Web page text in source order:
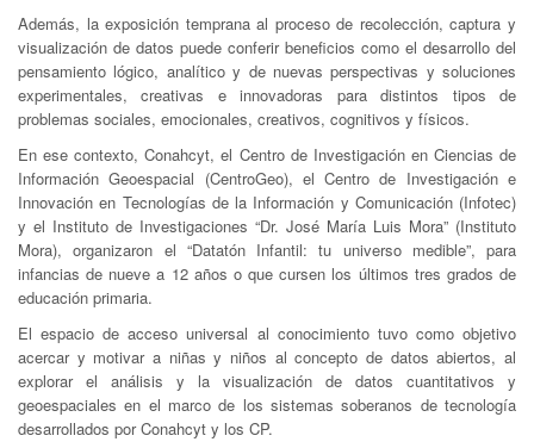
Además, la exposición temprana al proceso de recolección, captura y
visualización de datos puede conferir beneficios como el desarrollo del
pensamiento lógico, analítico y de nuevas perspectivas y soluciones
experimentales, creativas e innovadoras para distintos tipos de
problemas sociales, emocionales, creativos, cognitivos y físicos.
En ese contexto, Conahcyt, el Centro de Investigación en Ciencias de
Información Geoespacial (CentroGeo), el Centro de Investigación e
Innovación en Tecnologías de la Información y Comunicación (Infotec)
y el Instituto de Investigaciones “Dr. José María Luis Mora” (Instituto
Mora), organizaron el “Datatón Infantil: tu universo medible”, para
infancias de nueve a 12 años o que cursen los últimos tres grados de
educación primaria.
El espacio de acceso universal al conocimiento tuvo como objetivo
acercar y motivar a niñas y niños al concepto de datos abiertos, al
explorar el análisis y la visualización de datos cuantitativos y
geoespaciales en el marco de los sistemas soberanos de tecnología
desarrollados por Conahcyt y los CP.